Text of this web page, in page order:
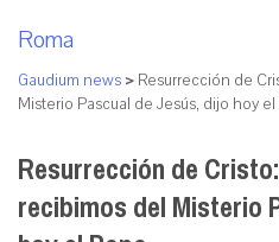
Roma
Gaudium news > Resurrección de
Misterio Pascual de Jesús, dijo hoy el
Resurrección de
recibimos del Misterio